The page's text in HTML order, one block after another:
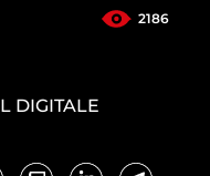
2186
DIGITALE